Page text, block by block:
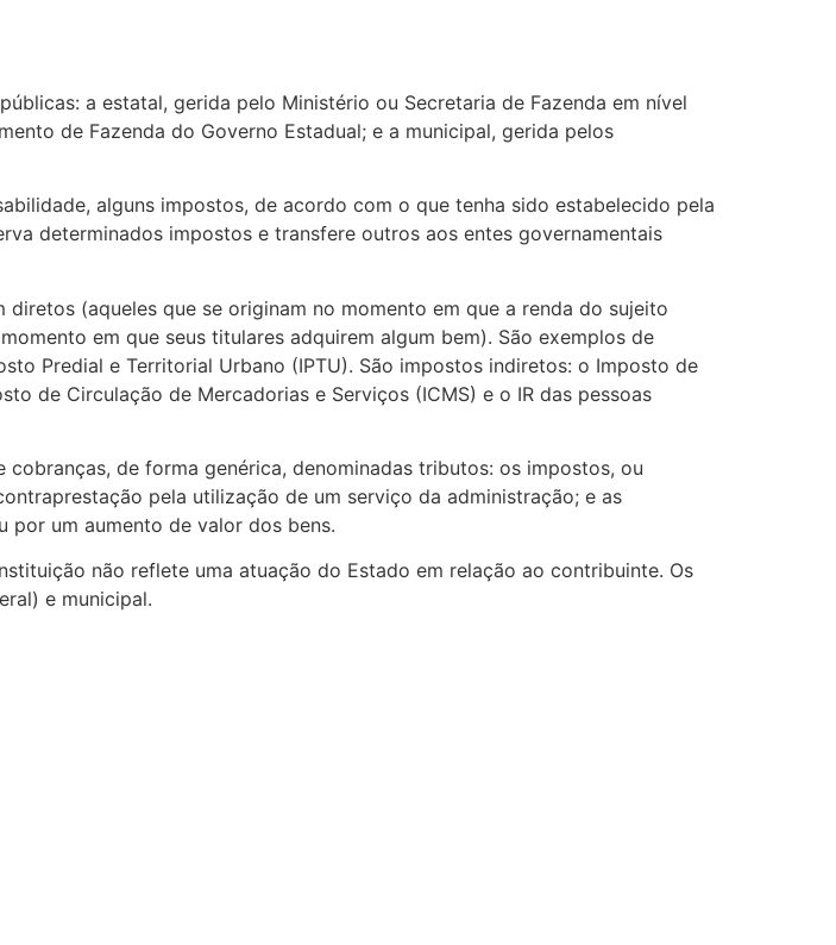
a estatal, gerida pelo Ministério ou Secretaria de Fazenda em nível
de Fazenda do Governo Estadual; e a municipal, gerida pelos
alguns impostos, de acordo com o que tenha sido estabelecido pela
determinados impostos e transfere outros aos entes governamentais
(aqueles que se originam no momento em que a renda do sujeito
em que seus titulares adquirem algum bem). São exemplos de
Predial e Territorial Urbano (IPTU). São impostos indiretos: o Imposto de
de Circulação de Mercadorias e Serviços (ICMS) e o IR das pessoas
de forma genérica, denominadas tributos: os impostos, ou
pela utilização de um serviço da administração; e as
um aumento de valor dos bens.
não reflete uma atuação do Estado em relação ao contribuinte. Os
e municipal.